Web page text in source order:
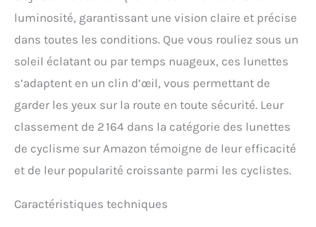
luminosité, garantissant une vision claire et précise
dans toutes les conditions. Que vous rouliez sous un
soleil éclatant ou par temps nuageux, ces lunettes
s’adaptent en un clin d’œil, vous permettant de
garder les yeux sur la route en toute sécurité. Leur
classement de 2 164 dans la catégorie des lunettes
de cyclisme sur Amazon témoigne de leur efficacité
et de leur popularité croissante parmi les cyclistes.
Caractéristiques techniques